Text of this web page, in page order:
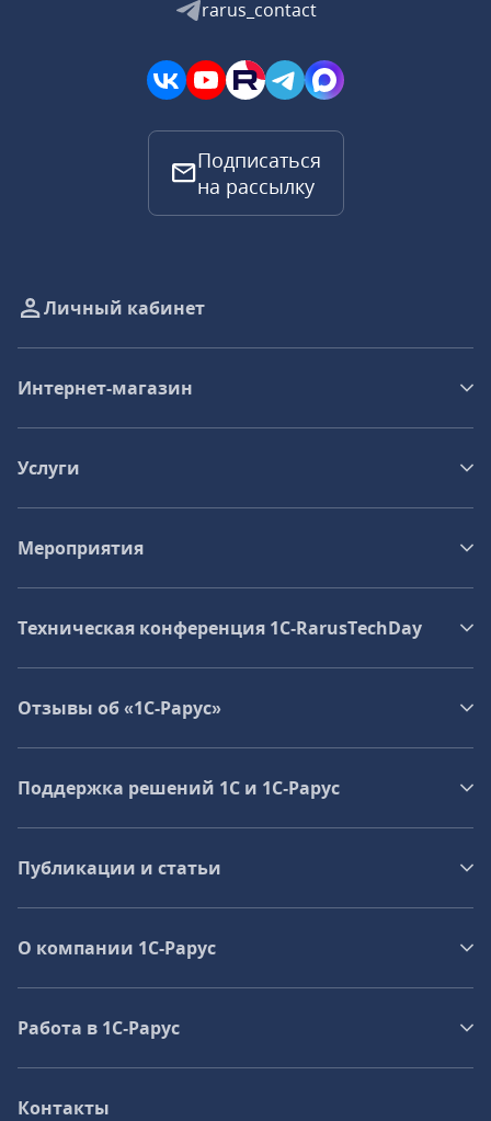
rarus_contact
Подписаться
на рассылку
Личный кабинет
Интернет-магазин
Услуги
Мероприятия
Техническая конференция 1C‑RarusTechDay
Отзывы об «1С-Рарус»
Поддержка решений 1С и 1С‑Рарус
Публикации и статьи
О компании 1C-Рарус
Работа в 1С‑Рарус
Контакты